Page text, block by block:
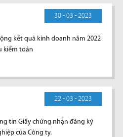
30 - 03 - 2023
kết quả kinh doanh năm 2022
kiểm toán
22 - 03 - 2023
tin Giấy chứng nhận đăng ký
của Công ty.